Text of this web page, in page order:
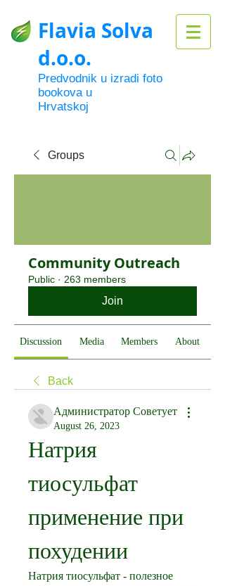
Flavia Solva
d.o.o.
Predvodnik u izradi foto
bookova u
Hrvatskoj
Groups
Community Outreach
Public · 263 members
Join
Discussion Media Members About
Back
Администратор Советует
August 26, 2023
Натрия
тиосульфат
применение при
похудении
Натрия тиосульфат - полезное